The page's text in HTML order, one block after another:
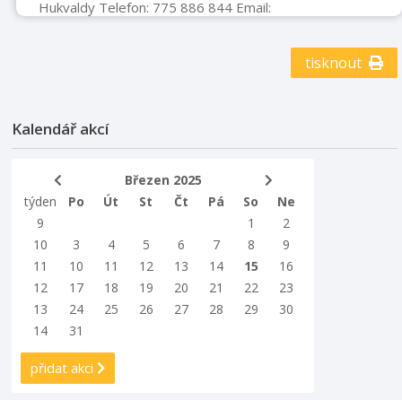
Hukvaldy Telefon: 775 886 844 Email:
Název pořadatele TIC Hukvaldy Typ akce Výstava
tisknout
Kalendář akcí
Březen 2025
týden
Po Út St Čt Pá So
Ne
9
1
2
10
3 4 5 6 7 8
9
11
10 11 12 13 14 15
16
12
17 18 19 20 21 22
23
13
24 25 26 27 28 29
30
14
31
přidat akci